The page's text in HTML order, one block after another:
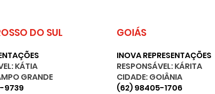
DO SUL
KÁTIA
GRANDE
9739
GOIÁS
INOVA REPRESENTAÇÕES
RESPONSÁVEL: KÁRITA
CIDADE: GOIÂNIA
(62) 98405-1706